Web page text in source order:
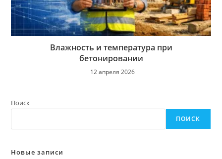
Влажность и температура при
бетонировании
12 апреля 2026
Поиск
ПОИСК
Новые записи